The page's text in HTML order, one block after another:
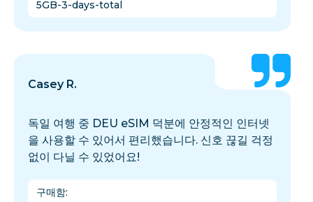
5GB-3-days-total
Casey R.
독일 여행 중 DEU eSIM 덕분에 안정적인 인터넷
을 사용할 수 있어서 편리했습니다. 신호 끊길 걱정
없이 다닐 수 있었어요!
구매함: